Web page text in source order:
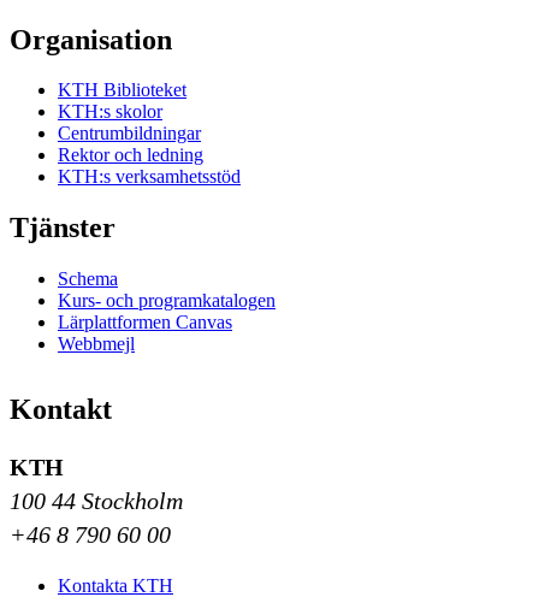
Organisation
KTH Biblioteket
KTH:s skolor
Centrumbildningar
Rektor och ledning
KTH:s verksamhetsstöd
Tjänster
Schema
Kurs- och programkatalogen
Lärplattformen Canvas
Webbmejl
Kontakt
KTH
100 44 Stockholm
+46 8 790 60 00
Kontakta KTH